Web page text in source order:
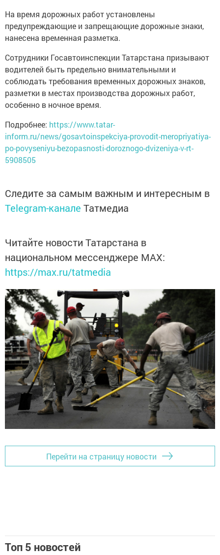
На время дорожных работ установлены
предупреждающие и запрещающие дорожные знаки,
нанесена временная разметка.
Сотрудники Госавтоинспекции Татарстана призывают
водителей быть предельно внимательными и
соблюдать требования временных дорожных знаков,
разметки в местах производства дорожных работ,
особенно в ночное время.
Подробнее: https://www.tatar-
inform.ru/news/gosavtoinspekciya-provodit-meropriyatiya-
po-povyseniyu-bezopasnosti-doroznogo-dvizeniya-v-rt-
5908505
Следите за самым важным и интересным в
Telegram-канале Татмедиа
Читайте новости Татарстана в
национальном мессенджере MАХ:
https://max.ru/tatmedia
Перейти на страницу новости
Топ 5 новостей